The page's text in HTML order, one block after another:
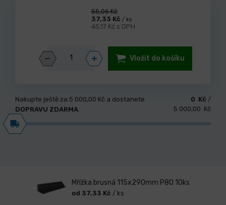
55,06 Kč
37,33 Kč / ks
45,17 Kč s DPH
Vložit do košíku
Nakupte ještě za 5 000,00 Kč a dostanete
DOPRAVU ZDARMA.
0 Kč /
5 000,00 Kč
Mřížka brusná 115x290mm P80 10ks
od 37,33 Kč / ks